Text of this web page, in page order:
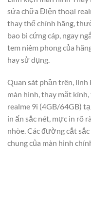
sửa chữa Điện thoại
thay thế chính hãng,
bao bì cứng cáp, ngay
tem niêm phong của
hay sử dụng.
Quan sát phần trên, linh
màn hình, thay mặt
realme 9i (4GB/64GB)
in ấn sắc nét, mực in rõ
nhòe. Các đường cắt
chung của màn hình